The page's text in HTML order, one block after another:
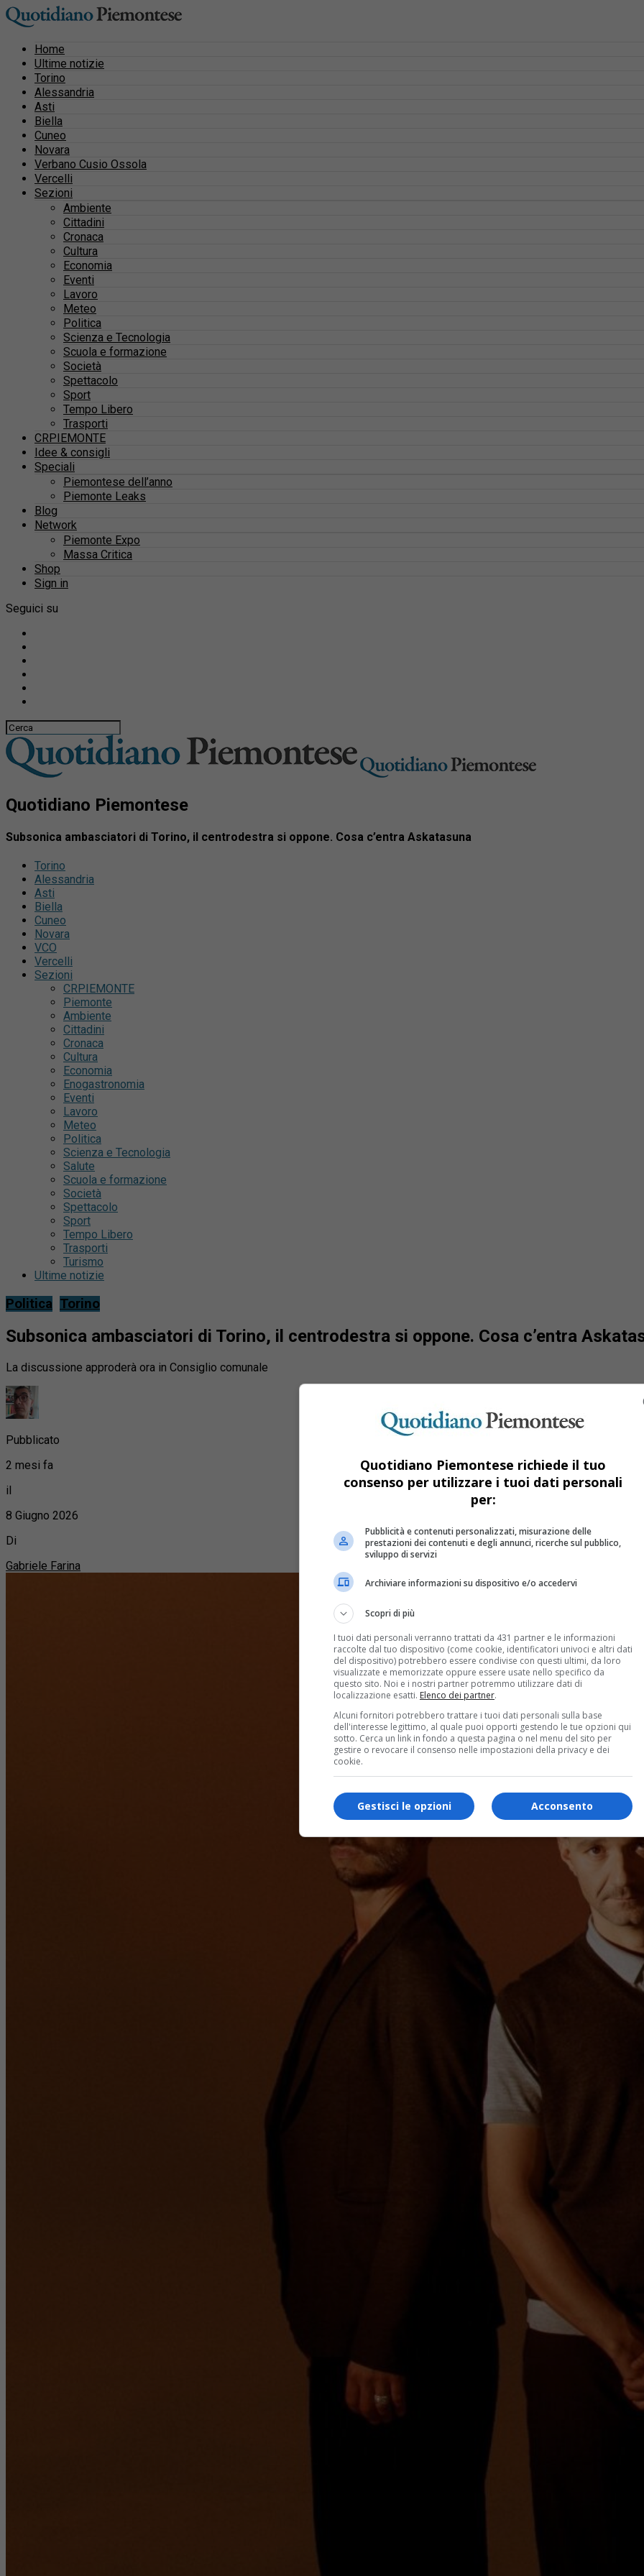
Home
Ultime notizie
Torino
Alessandria
Asti
Biella
Cuneo
Novara
Verbano Cusio Ossola
Vercelli
Sezioni
Ambiente
Cittadini
Cronaca
Cultura
Economia
Eventi
Lavoro
Meteo
Politica
Scienza e Tecnologia
Scuola e formazione
Società
Spettacolo
Sport
Tempo Libero
Trasporti
CRPIEMONTE
Idee & consigli
Speciali
Piemontese dell’anno
Piemonte Leaks
Blog
Network
Piemonte Expo
Massa Critica
Shop
Sign in
Seguici su
Quotidiano Piemontese
Subsonica ambasciatori di Torino, il centrodestra si oppone. Cosa c’entra Askatasuna
Torino
Alessandria
Asti
Biella
Cuneo
Novara
VCO
Vercelli
Sezioni
CRPIEMONTE
Piemonte
Ambiente
Cittadini
Cronaca
Cultura
Economia
Enogastronomia
Eventi
Lavoro
Meteo
Politica
Scienza e Tecnologia
Salute
Scuola e formazione
Società
Spettacolo
Sport
Tempo Libero
Trasporti
Turismo
Ultime notizie
Politica Torino
Subsonica ambasciatori di Torino, il centrodestra si oppone. Cosa c’entra
La discussione approderà ora in Consiglio comunale
Pubblicato
2 mesi fa
il
8 Giugno 2026
Di
Gabriele Farina
Quotidiano Piemontese richiede il tuo
consenso per utilizzare i tuoi dati personali
per:
Pubblicità e contenuti personalizzati, misurazione delle
prestazioni dei contenuti e degli annunci, ricerche sul pubblico,
sviluppo di servizi
Archiviare informazioni su dispositivo e/o accedervi
Scopri di più
I tuoi dati personali verranno trattati da 431 partner e le informazioni
raccolte dal tuo dispositivo (come cookie, identificatori univoci e altri dati
del dispositivo) potrebbero essere condivise con questi ultimi, da loro
visualizzate e memorizzate oppure essere usate nello specifico da
questo sito. Noi e i nostri partner potremmo utilizzare dati di
localizzazione esatti. Elenco dei partner.
Alcuni fornitori potrebbero trattare i tuoi dati personali sulla base
dell'interesse legittimo, al quale puoi opporti gestendo le tue opzioni qui
sotto. Cerca un link in fondo a questa pagina o nel menu del sito per
gestire o revocare il consenso nelle impostazioni della privacy e dei
cookie.
Acconsento
Gestisci le opzioni